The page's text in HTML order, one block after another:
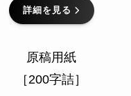
詳細を見る
原稿用紙
［200字詰］